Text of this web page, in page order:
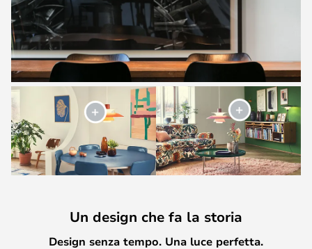
Un design che fa la storia
Design senza tempo. Una luce perfetta.